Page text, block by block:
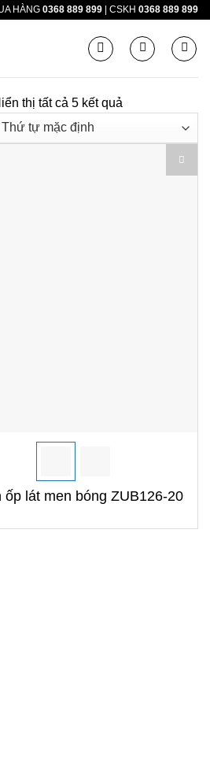
HÀNG 0368 889 899 | CSKH 0368 889 899
thị tất cả 5 kết quả
ốp lát men bóng ZUB126-20